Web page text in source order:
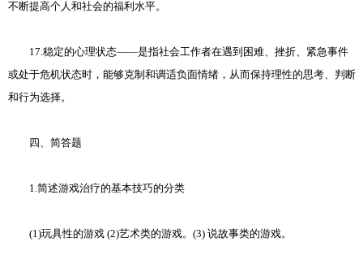
不断提高个人和社会的福利水平。
17.稳定的心理状态——是指社会工作者在遇到困难、挫折、紧急事件
或处于危机状态时，能够克制和调适负面情绪，从而保持理性的思考、判断
和行为选择。
四、简答题
1.简述游戏治疗的基本技巧的分类
(1)玩具性的游戏 (2)艺术类的游戏。(3) 说故事类的游戏。